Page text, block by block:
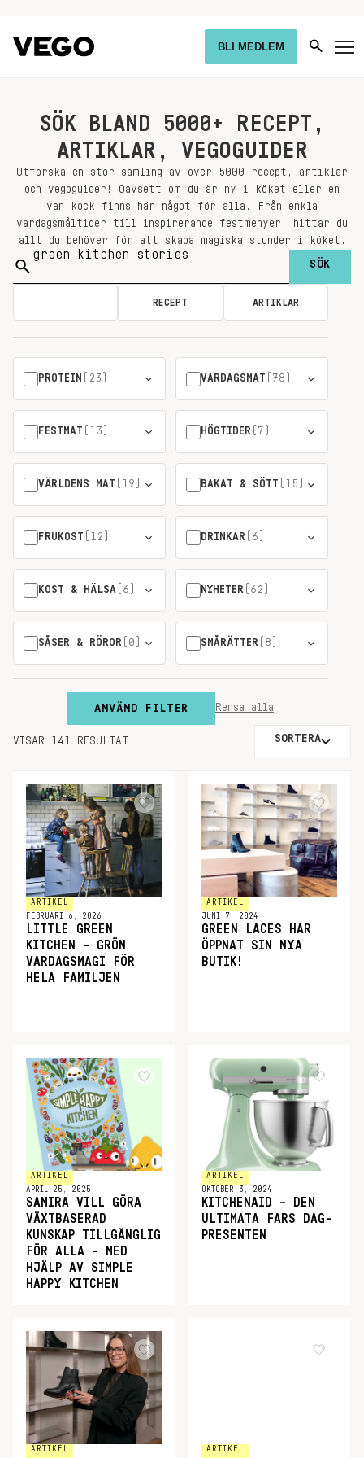
BLI MEDLEM
SÖK BLAND 5000+ RECEPT,
ARTIKLAR, VEGOGUIDER
Utforska en stor samling av över 5000 recept, artiklar
och vegoguider! Oavsett om du är ny i köket eller en
van kock finns här något för alla. Från enkla
vardagsmåltider till inspirerande festmenyer, hittar du
allt du behöver för att skapa magiska stunder i köket.
Sök
på:
RECEPT ARTIKLAR
PROTEIN (23) VARDAGSMAT (78)
FESTMAT (13) HÖGTIDER (7)
VÄRLDENS MAT (19) BAKAT & SÖTT (15)
FRUKOST (12) DRINKAR (6)
KOST & HÄLSA (6) NYHETER (62)
SÅSER & RÖROR (0) SMÅRÄTTER (8)
ANVÄND FILTER Rensa alla
VISAR 141 RESULTAT SORTERA
ARTIKEL
FEBRUARI 6, 2026
LITTLE GREEN
KITCHEN – GRÖN
VARDAGSMAGI FÖR
HELA FAMILJEN
ARTIKEL
JUNI 7, 2024
GREEN LACES HAR
ÖPPNAT SIN NYA
BUTIK!
ARTIKEL
APRIL 25, 2025
SAMIRA VILL GÖRA
VÄXTBASERAD
KUNSKAP TILLGÄNGLIG
FÖR ALLA – MED
HJÄLP AV SIMPLE
HAPPY KITCHEN
ARTIKEL
OKTOBER 3, 2024
KITCHENAID – DEN
ULTIMATA FARS DAG-
PRESENTEN
ARTIKEL ARTIKEL